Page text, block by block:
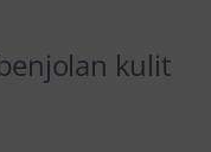
kulit